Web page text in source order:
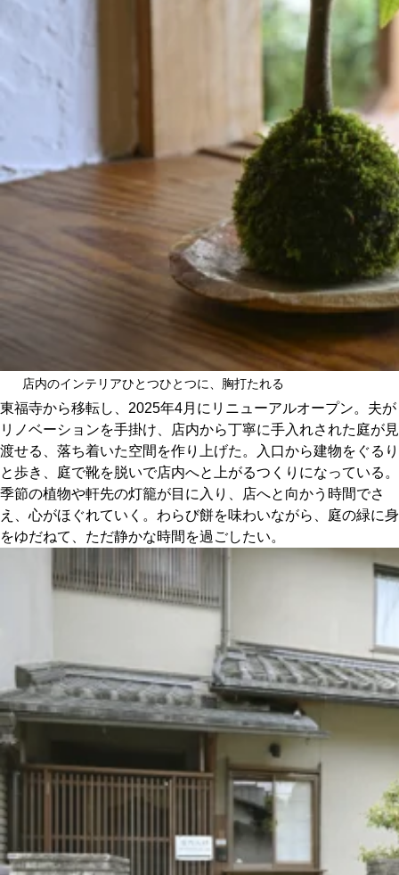
店内のインテリアひとつひとつに、胸打たれる
東福寺から移転し、2025年4月にリニューアルオープン。夫が
リノベーションを手掛け、店内から丁寧に手入れされた庭が見
渡せる、落ち着いた空間を作り上げた。入口から建物をぐるり
と歩き、庭で靴を脱いで店内へと上がるつくりになっている。
季節の植物や軒先の灯籠が目に入り、店へと向かう時間でさ
え、心がほぐれていく。わらび餅を味わいながら、庭の緑に身
をゆだねて、ただ静かな時間を過ごしたい。